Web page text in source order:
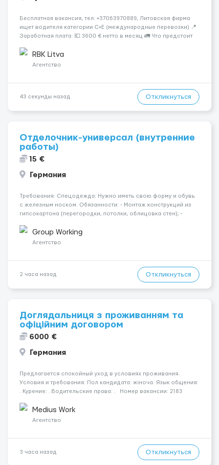
Бесплатная вакансия, тел. +37063970889, Литовская фирма
ищет водителя категории C+E (международные перевозки) 📍
Заработная плата: 💶 3600 € нетто в месяц 🚛 Что предстоит
рефрижераторах. В среднем 400–500 км в день. Погрузки и
разгрузки...
RBK Litva
Агентство
43 секунды назад Откликнуться
Отделочник-универсал (внутренние
работы)
15 €
Германия
Требования: Спецодежда: Нужно иметь свою форму и обувь
с железным носком. Обязанности: - Монтаж конструкций из
гипсокартона (перегородки, потолки, облицовка стен); -
малярных работ (шпатлевка, грунтовка, покраска); -
Штукатурные работы ...
Group Working
Агентство
2 часа назад Откликнуться
Доглядальниця з проживанням та
офіційним договором
6000 €
Германия
Предлагается спокойный уход в условиях проживания.
Условия и требования: Пол кандидата: жіноча. Язык общения:
. Курение: . Водительские права: . Номер вакансии: 2183
Укр...Medius Work
Агентство
3 часа назад Откликнуться